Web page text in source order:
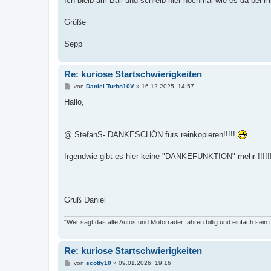
Grüße
Sepp
Re: kuriose Startschwierigkeiten
B
i
von Daniel Turbo10V» 16.12.2025, 14:57
Hallo,
@ StefanS- DANKESCHÖN fürs reinkopieren!!!!!
Irgendwie gibt es hier keine "DANKEFUNKTION" mehr
Gruß Daniel
"Wer sagt das alte Autos und Motorräder fahren billig und einfach sein
Re: kuriose Startschwierigkeiten
Bvon scotty10» 09.01.2026, 19:16